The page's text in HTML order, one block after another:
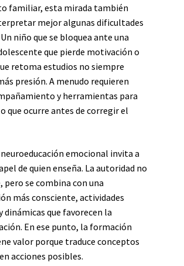
familiar, esta mirada también
mejor algunas dificultades
niño que se bloquea ante una
que pierde motivación o
retoma estudios no siempre
presión. A menudo requieren
y herramientas para
que ocurre antes de corregir el
emocional invita a
de quien enseña. La autoridad no
pero se combina con una
más consciente, actividades
dinámicas que favorecen la
En ese punto, la formación
valor porque traduce conceptos
acciones posibles.